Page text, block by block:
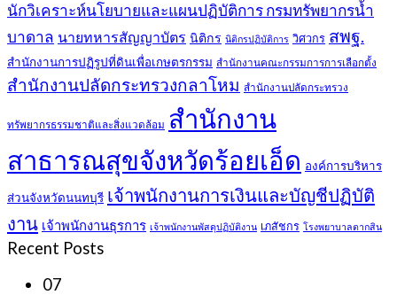
นักวิเคราะห์นโยบายและแผนปฏิบัติการ กรมทรัพยากรน้ำ
บาดาล นายทหารสัญญาบัตร นิติกร นิติกรปฏิบัติการ วิศวกร สพฐ.
สำนักงานการปฏิรูปที่ดินเพื่อเกษตรกรรม สำนักงานคณะกรรมการการเลือกตั้ง
สำนักงานปลัดกระทรวงกลาโหม สำนักงานปลัดกระทรวง
ทรัพยากรธรรมชาติและสิ่งแวดล้อม สำนักงาน
สาธารณสุขจังหวัดร้อยเอ็ด องค์การบริหาร
ส่วนจังหวัดนนทบุรี เจ้าพนักงานการเงินและบัญชีปฏิบัติ
งาน เจ้าพนักงานธุรการ เจ้าพนักงานพัสดุปฏิบัติงาน เภสัชกร โรงพยาบาลตากสิน
Recent Posts
07